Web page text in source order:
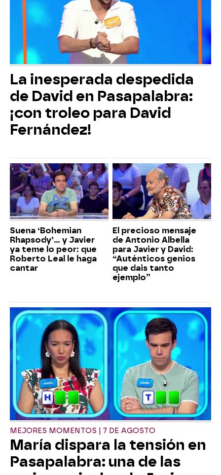
La inesperada despedida
de David en Pasapalabra:
¡con troleo para David
Fernández!
Suena ‘Bohemian
Rhapsody’... y Javier
ya teme lo peor: que
Roberto Leal le haga
cantar
El precioso mensaje
de Antonio Albella
para Javier y David:
“Auténticos genios
que dais tanto
ejemplo”
MEJORES MOMENTOS | 7 DE AGOSTO
María dispara la tensión en
Pasapalabra: una de las